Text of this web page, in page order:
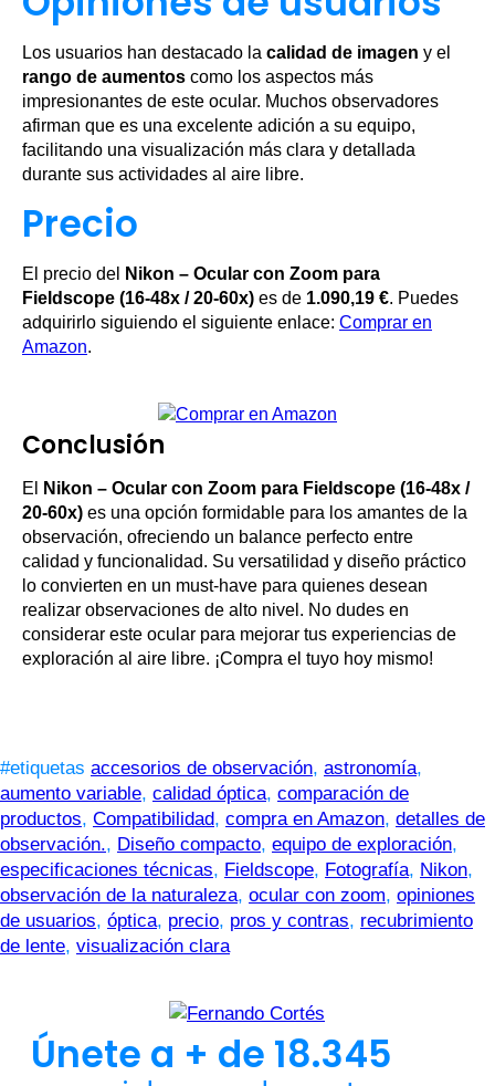
Los usuarios han destacado la calidad de imagen y el
rango de aumentos como los aspectos más
impresionantes de este ocular. Muchos observadores
afirman que es una excelente adición a su equipo,
facilitando una visualización más clara y detallada
durante sus actividades al aire libre.
Precio
El precio del
Nikon – Ocular con Zoom para
Fieldscope (16-48x / 20-60x) es de 1.090,19 €. Puedes
adquirirlo siguiendo el siguiente enlace: Comprar en
Amazon.
Conclusión
El
Nikon – Ocular con Zoom para Fieldscope (16-48x /
20-60x) es una opción formidable para los amantes de la
observación, ofreciendo un balance perfecto entre
calidad y funcionalidad. Su versatilidad y diseño práctico
lo convierten en un must-have para quienes desean
realizar observaciones de alto nivel. No dudes en
considerar este ocular para mejorar tus experiencias de
exploración al aire libre. ¡Compra el tuyo hoy mismo!
#etiquetas accesorios de observación, astronomía,
aumento variable, calidad óptica, comparación de
productos, Compatibilidad, compra en Amazon, detalles de
observación., Diseño compacto, equipo de exploración,
especificaciones técnicas, Fieldscope, Fotografía, Nikon,
observación de la naturaleza, ocular con zoom, opiniones
de usuarios, óptica, precio, pros y contras, recubrimiento
de lente, visualización clara
Únete a + de 18.345